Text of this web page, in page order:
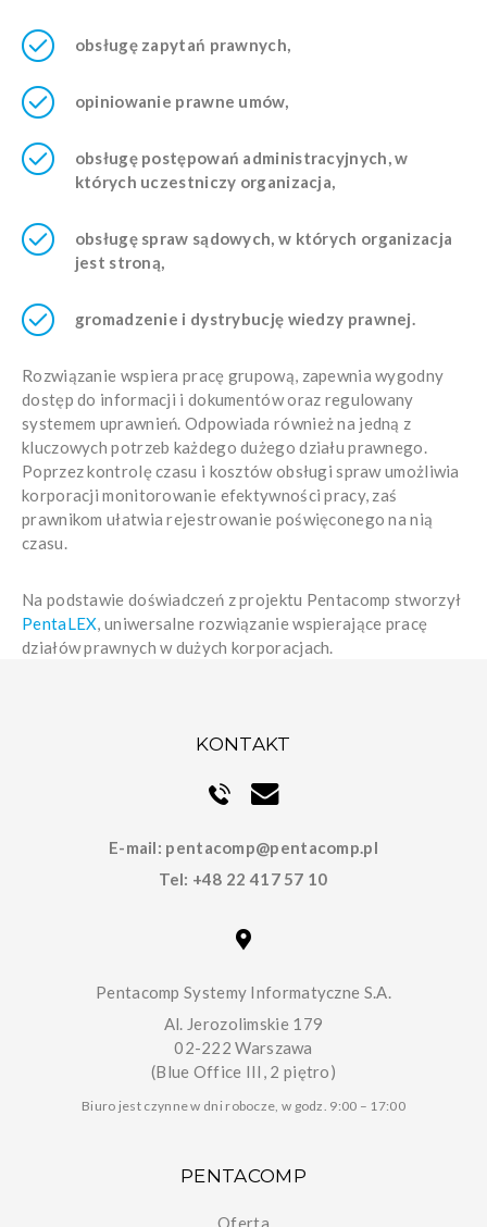
obsługę zapytań prawnych,
opiniowanie prawne umów,
obsługę postępowań administracyjnych, w
których uczestniczy organizacja,
obsługę spraw sądowych, w których organizacja
jest stroną,
gromadzenie i dystrybucję wiedzy prawnej.
Rozwiązanie wspiera pracę grupową, zapewnia wygodny
dostęp do informacji i dokumentów oraz regulowany
systemem uprawnień. Odpowiada również na jedną z
kluczowych potrzeb każdego dużego działu prawnego.
Poprzez kontrolę czasu i kosztów obsługi spraw umożliwia
korporacji monitorowanie efektywności pracy, zaś
prawnikom ułatwia rejestrowanie poświęconego na nią
czasu.
Na podstawie doświadczeń z projektu Pentacomp stworzył
PentaLEX, uniwersalne rozwiązanie wspierające pracę
działów prawnych w dużych korporacjach.
KONTAKT
E-mail: pentacomp@pentacomp.pl
Tel: +48 22 417 57 10
Pentacomp Systemy Informatyczne S.A.
Al. Jerozolimskie 179
02-222 Warszawa
(Blue Office III, 2 piętro)
Biuro jest czynne w dni robocze, w godz. 9:00 – 17:00
PENTACOMP
Oferta